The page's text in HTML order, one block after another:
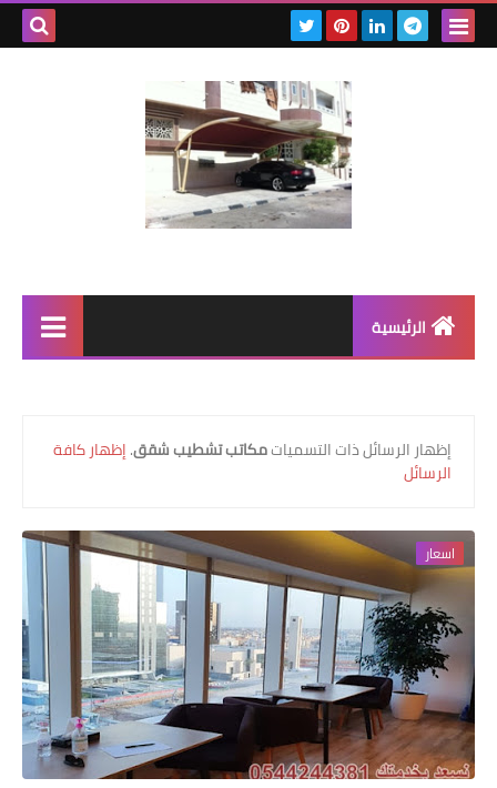
الرئيسية
رابط فرعي
رابط فرعي
رابط فرعي
رابط فرعي
‏إظهار الرسائل ذات التسمياتمكاتب تشطيب شقق.إظهار كافة
الرسائل
اسعار